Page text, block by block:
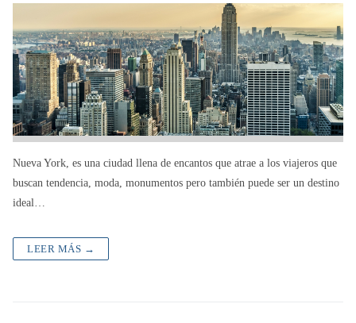
Nueva York, es una ciudad llena de encantos que atrae a los viajeros que
buscan tendencia, moda, monumentos pero también puede ser un destino
ideal…
LEER MÁS →